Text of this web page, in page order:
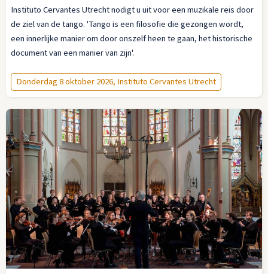
Instituto Cervantes Utrecht nodigt u uit voor een muzikale reis door
de ziel van de tango. 'Tango is een filosofie die gezongen wordt,
een innerlijke manier om door onszelf heen te gaan, het historische
document van een manier van zijn'.
Donderdag 8 oktober 2026, Instituto Cervantes Utrecht